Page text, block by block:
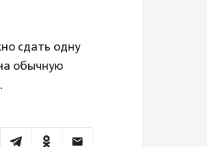
сдать одну
обычную